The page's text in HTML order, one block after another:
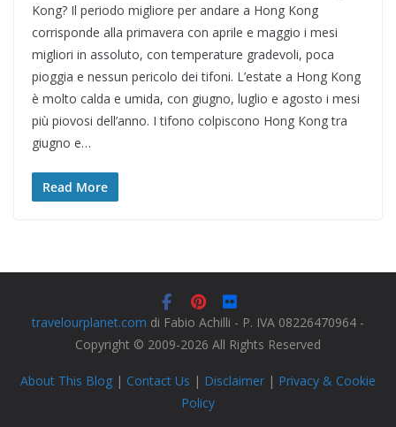
Kong? Il periodo migliore per andare a Hong Kong
corrisponde alla primavera con aprile e maggio i mesi
migliori in assoluto, con temperature gradevoli, poca
pioggia e nessun pericolo dei tifoni. L’estate a Hong Kong
è molto calda e umida, con giugno, luglio e agosto i mesi
più piovosi dell’anno. I tifono colpiscono Hong Kong tra
giugno e…
Read More
travelourplanet.com di Fabio Achilli - P. IVA 08226470964 -
Copyright © 2009-2026 All Rights Reserved
About This Blog | Contact Us | Disclaimer | Privacy & Cookie
Policy